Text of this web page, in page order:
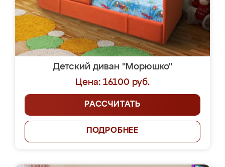
Детский диван "Морюшко"
Цена: 16100 руб.
РАССЧИТАТЬ
ПОДРОБНЕЕ